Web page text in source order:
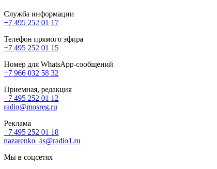
Служба информации
+7 495 252 01 17
Телефон прямого эфира
+7 495 252 01 15
Номер для WhatsApp-сообщений
+7 966 032 58 32
Приемная, редакция
+7 495 252 01 12
radio@mosreg.ru
Реклама
+7 495 252 01 18
nazarenko_as@radio1.ru
Мы в соцсетях